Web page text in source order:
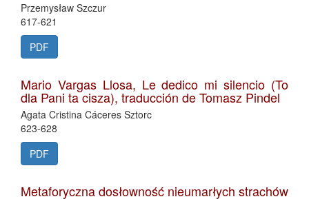
Przemysław Szczur
617-621
PDF
Mario Vargas Llosa, Le dedico mi silencio (To
dla Pani ta cisza), traducción de Tomasz Pindel
Agata Cristina Cáceres Sztorc
623-628
PDF
Metaforyczna dosłowność nieumarłych strachów